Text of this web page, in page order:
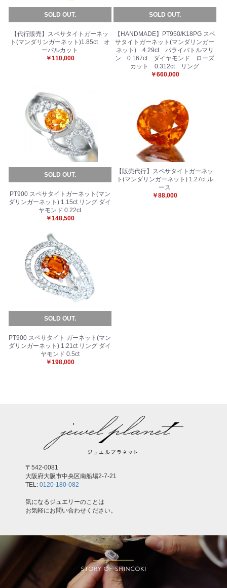
SOLD OUT.
【代行販売】スペサタイトガーネッ
ト(マンダリンガーネット)1.85ct オ
ーバルカット
￥110,000
SOLD OUT.
【HANDMADE】PT950/K18PG スペ
サタイトガーネット(マンダリンガー
ネット) 4.29ct パライバトルマリ
ン 0.167ct ダイヤモンド ローズ
カット 0.312ct リング
￥660,000
SOLD OUT.
PT900 スペサタイトガーネット(マン
ダリンガーネット) 1.15ct リング ダイ
ヤモンド 0.22ct
￥148,500
【販売代行】スペサタイトガーネッ
ト(マンダリンガーネット) 1.27ct ル
ース
￥88,000
SOLD OUT.
PT900 スペサタイト ガーネット(マン
ダリンガーネット) 1.21ct リング ダイ
ヤモンド 0.5ct
￥198,000
〒542-0081
大阪府大阪市中央区南船場2-7-21
TEL: 0120-180-082
気になるジュエリーのことは
お気軽にお問い合わせください。